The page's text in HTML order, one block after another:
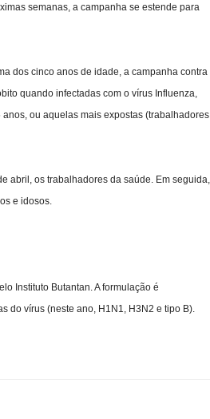
semanas, a campanha se estende para
dos cinco anos de idade, a campanha contra
quando infectadas com o vírus Influenza,
ou aquelas mais expostas (trabalhadores
abril, os trabalhadores da saúde. Em seguida,
e idosos.
Instituto Butantan. A formulação é
do vírus (neste ano, H1N1, H3N2 e tipo B).